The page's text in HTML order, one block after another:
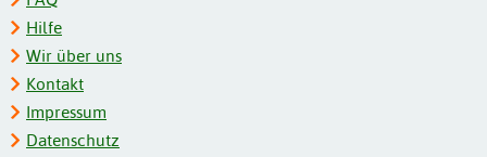
Hilfe
Wir über uns
Kontakt
Impressum
Datenschutz